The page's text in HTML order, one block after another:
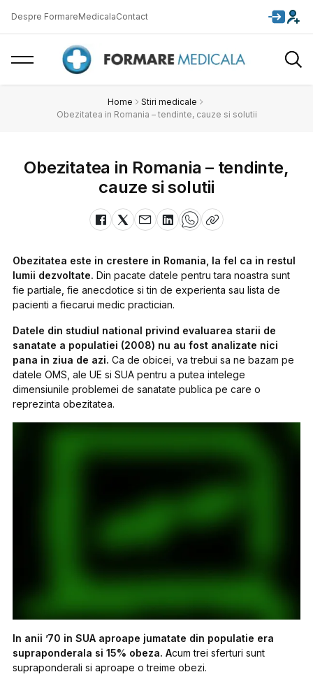
Despre FormareMedicalaContact
Home
Stiri medicale
Obezitatea in Romania – tendinte, cauze si solutii
Obezitatea in Romania – tendinte,
cauze si solutii
Obezitatea este in crestere in Romania, la fel ca in restul
lumii dezvoltate. Din pacate datele pentru tara noastra sunt
fie partiale, fie anecdotice si tin de experienta sau lista de
pacienti a fiecarui medic practician.
Datele din studiul national privind evaluarea starii de
sanatate a populatiei (2008) nu au fost analizate nici
pana in ziua de azi. Ca de obicei, va trebui sa ne bazam pe
datele OMS, ale UE si SUA pentru a putea intelege
dimensiunile problemei de sanatate publica pe care o
reprezinta obezitatea.
In anii ’70 in SUA aproape jumatate din populatie era
supraponderala si 15% obeza. Acum trei sferturi sunt
supraponderali si aproape o treime obezi.